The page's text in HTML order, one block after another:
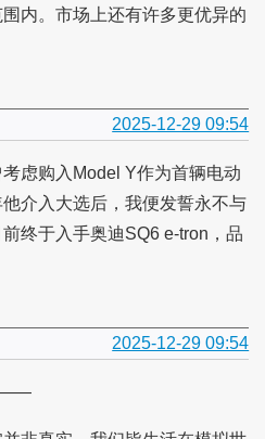
内。市场上还有许多更优异的
2025-12-29 09:54
虑购入Model Y作为首辆电动
介入大选后，我便发誓永不与
终于入手奥迪SQ6 e-tron，品
2025-12-29 09:54
——